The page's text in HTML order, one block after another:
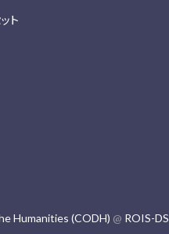
ト
Humanities (CODH) @ ROIS-DS